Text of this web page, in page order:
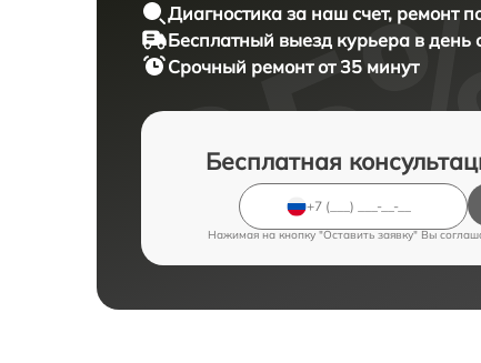
Диагностика за наш счет, ремонт
Бесплатный выезд курьера в день
Срочный ремонтот 35 минут
Бесплатная
Нажимая на кнопку "Оставить заявку" Вы